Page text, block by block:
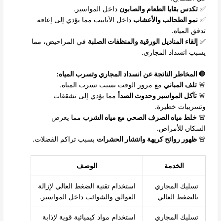
✅تكدس بقايا الطعام والصابون داخل المواسير.
✅نمو الطحالب والأعشاب داخل الأنابيب مما يؤدي إلى إعاقة
تدفق المياه.
✅ إلقاء المناديل الورقية والمنظفات الصلبة في المراحيض، مما
يسبب انسداد المجاري.
🛑 المخاطر الناتجة عن انسداد المجاري وتسرب المياه:
🚨تلف المباني مع مرور الوقت بسبب تسرب المياه.
🚨تآكل المواسير وحدوث الصدأ مما يؤدي إلى تشققات
وتسريبات خطيرة.
🚨خلط مياه الصرف الصحي مع مياه الشرب مما يعرض
السكان للأمراض.
🚨ظهور روائح كريهة وانتشار الحشرات بسبب تراكم الفضلات.
الخدمة الوصف
تسليك المجاري
بالضغط العالي
استخدام تقنية الضغط العالي لإزالة
العوالق والشوائب داخل المواسير.
تسليك المجاري استخدام مواد كيميائية قوية لإذابة